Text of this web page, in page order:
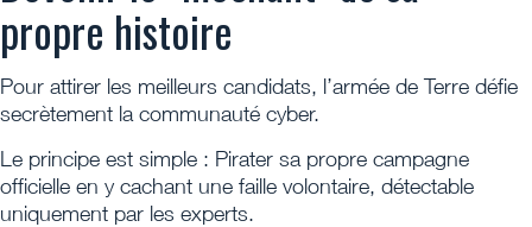
propre histoire
Pour attirer les meilleurs candidats, l’armée de Terre défie
secrètement la communauté cyber.
Le principe est simple : Pirater sa propre campagne
officielle en y cachant une faille volontaire, détectable
uniquement par les experts.